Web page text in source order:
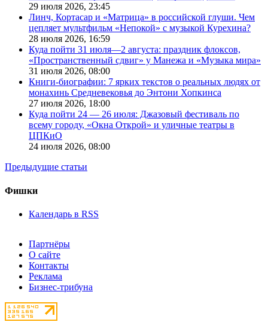
29 июля 2026, 23:45
Линч, Кортасар и «Матрица» в российской глуши. Чем
цепляет мультфильм «Непокой» с музыкой Курехина?
28 июля 2026, 16:59
Куда пойти 31 июля—2 августа: праздник флоксов,
«Пространственный сдвиг» у Манежа и «Музыка мира»
31 июля 2026, 08:00
Книги-биографии: 7 ярких текстов о реальных людях от
монахинь Средневековья до Энтони Хопкинса
27 июля 2026, 18:00
Куда пойти 24 — 26 июля: Джазовый фестиваль по
всему городу, «Окна Открой» и уличные театры в
ЦПКиО
24 июля 2026, 08:00
Предыдущие статьи
Фишки
Календарь в RSS
Партнёры
О сайте
Контакты
Реклама
Бизнес-трибуна